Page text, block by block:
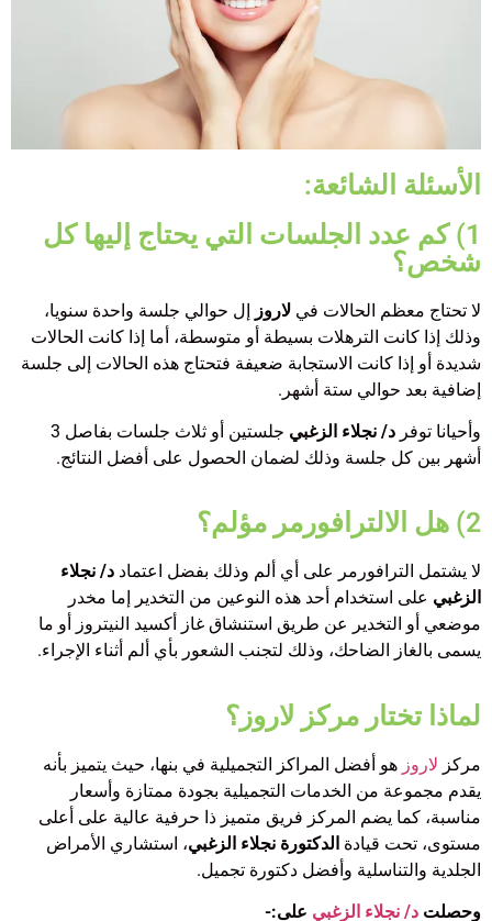
الأسئلة الشائعة:
1) كم عدد الجلسات التي يحتاج إليها كل
شخص؟
لا تحتاج معظم الحالات في لاروز إل حوالي جلسة واحدة سنويا،
وذلك إذا كانت الترهلات بسيطة أو متوسطة، أما إذا كانت الحالات
شديدة أو إذا كانت الاستجابة ضعيفة فتحتاج هذه الحالات إلى جلسة
إضافية بعد حوالي ستة أشهر.
وأحيانا توفر د/ نجلاء الزغبي
جلستين أو ثلاث جلسات بفاصل 3
أشهر بين كل جلسة وذلك لضمان الحصول على أفضل النتائج.
2) هل الالترافورمر مؤلم؟
لا يشتمل الترافورمر على أي ألم وذلك بفضل اعتماد د/ نجلاء
الزغبي على استخدام أحد هذه النوعين من التخدير إما مخدر
موضعي أو التخدير عن طريق استنشاق غاز أكسيد النيتروز أو ما
يسمى بالغاز الضاحك، وذلك لتجنب الشعور بأي ألم أثناء الإجراء.
لماذا تختار مركز لاروز؟
مركز لاروز هو أفضل المراكز التجميلية في بنها، حيث يتميز بأنه
يقدم مجموعة من الخدمات التجميلية بجودة ممتازة وأسعار
مناسبة، كما يضم المركز فريق متميز ذا حرفية عالية على أعلى
مستوى، تحت قيادة الدكتورة نجلاء الزغبي، استشاري الأمراض
الجلدية والتناسلية وأفضل دكتورة تجميل.
وحصلت د/ نجلاء الزغبي على:-